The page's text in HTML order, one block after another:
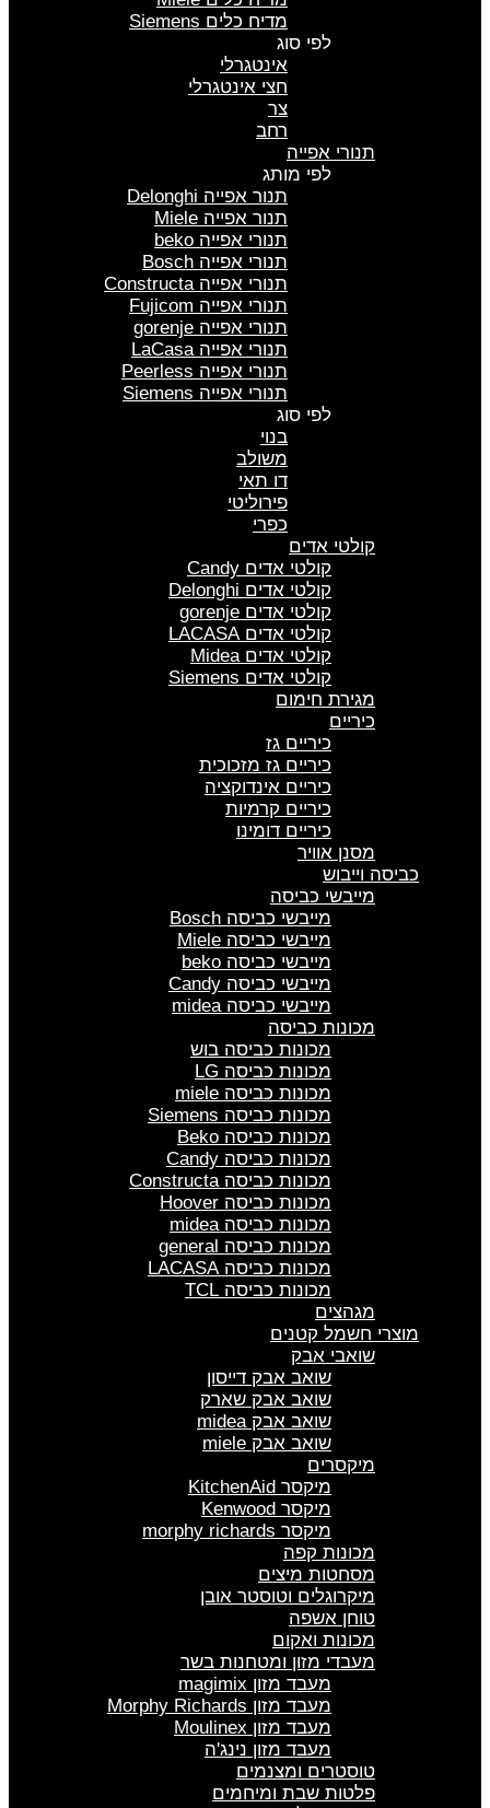
מדיח כלים Siemens
לפי סוג
אינטגרלי
חצי אינטגרלי
צר
רחב
תנורי אפייה
לפי מותג
תנור אפייה Delonghi
תנור אפייה Miele
תנורי אפייה beko
תנורי אפייה Bosch
תנורי אפייה Constructa
תנורי אפייה Fujicom
תנורי אפייה gorenje
תנורי אפייה LaCasa
תנורי אפייה Peerless
תנורי אפייה Siemens
לפי סוג
בנוי
משולב
דו תאי
פירוליטי
כפרי
קולטי אדים
קולטי אדים Candy
קולטי אדים Delonghi
קולטי אדים gorenje
קולטי אדים LACASA
קולטי אדים Midea
קולטי אדים Siemens
מגירת חימום
כיריים
כיריים גז
כיריים גז מזכוכית
כיריים אינדוקציה
כיריים קרמיות
כיריים דומינו
מסנן אוויר
כביסה וייבוש
מייבשי כביסה
מייבשי כביסה Bosch
מייבשי כביסה Miele
מייבשי כביסה beko
מייבשי כביסה Candy
מייבשי כביסה midea
מכונות כביסה
מכונות כביסה בוש
מכונות כביסה LG
מכונות כביסה miele
מכונות כביסה Siemens
מכונות כביסה Beko
מכונות כביסה Candy
מכונות כביסה Constructa
מכונות כביסה Hoover
מכונות כביסה midea
מכונות כביסה general
מכונות כביסה LACASA
מכונות כביסה TCL
מגהצים
מוצרי חשמל קטנים
שואבי אבק
שואב אבק דייסון
שואב אבק שארק
שואב אבק midea
שואב אבק miele
מיקסרים
מיקסר KitchenAid
מיקסר Kenwood
מיקסר morphy richards
מכונות קפה
מסחטות מיצים
מיקרוגלים וטוסטר אובן
טוחן אשפה
מכונות ואקום
מעבדי מזון ומטחנות בשר
מעבד מזון magimix
מעבד מזון Morphy Richards
מעבד מזון Moulinex
מעבד מזון נינג'ה
טוסטרים ומצנמים
פלטות שבת ומיחמים